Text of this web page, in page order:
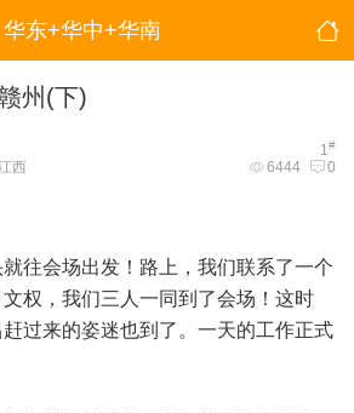
华东+华中+华南
州(下)
1#
6444 0
西
往会场出发！路上，我们联系了一个
权，我们三人一同到了会场！这时
过来的姿迷也到了。一天的工作正式